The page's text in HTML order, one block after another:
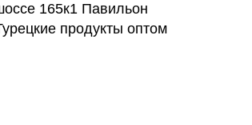
165к1 Павильон
продукты оптом